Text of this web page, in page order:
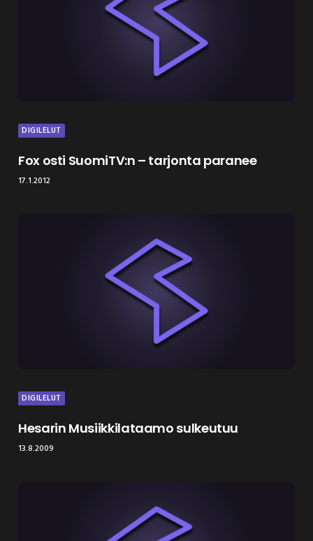
DIGILELUT
Fox osti SuomiTV:n – tarjonta paranee
17.1.2012
DIGILELUT
Hesarin Musiikkilataamo sulkeutuu
13.8.2009